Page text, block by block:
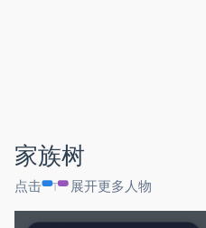
家族树
点击 展开更多人物